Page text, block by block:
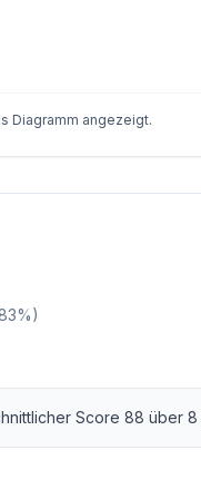
Diagramm angezeigt.
%)
Score 88 über 8